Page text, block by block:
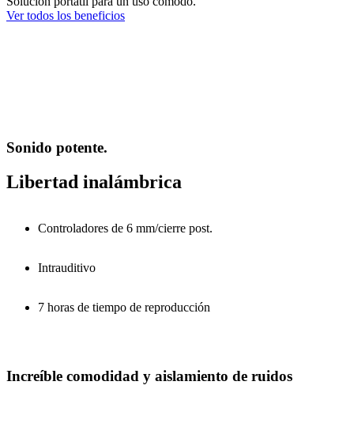
Ver todos los beneficios
Sonido potente.
Libertad inalámbrica
Controladores de 6 mm/cierre post.
Intrauditivo
7 horas de tiempo de reproducción
Increíble comodidad y aislamiento de ruidos